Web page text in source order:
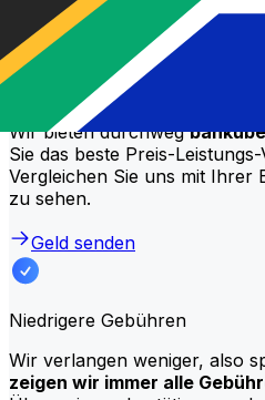
Bessere Zinssätze
Wir bieten durchweg
Sie das beste Preis-
Vergleichen Sie uns mit Ihrer
zu sehen.
Geld senden
Niedrigere Gebühren
Wir verlangen weniger, also
zeigen wir immer alle